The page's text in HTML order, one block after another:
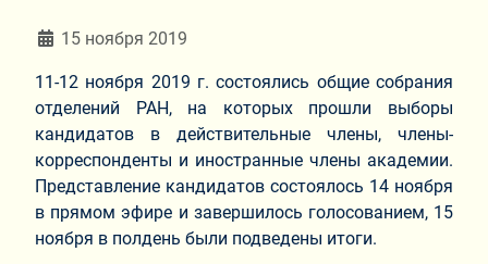
Информация о материале
15 ноября 2019
11-12 ноября 2019 г. состоялись общие собрания
отделений РАН, на которых прошли выборы
кандидатов в действительные члены, члены-
корреспонденты и иностранные члены академии.
Представление кандидатов состоялось 14 ноября
в прямом эфире и завершилось голосованием, 15
ноября в полдень были подведены итоги.